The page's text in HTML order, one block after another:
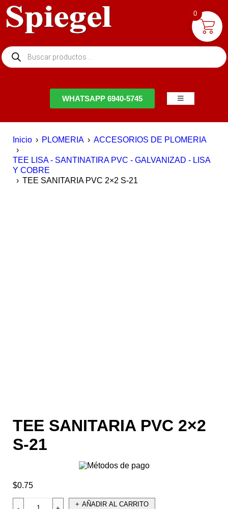
WHATSAPP 6940-5745
Inicio › PLOMERIA › ACCESORIOS DE PLOMERIA
›
TEE LISA - SANTINATIRA PVC - GALVANIZAD - LISA
Y COBRE
› TEE SANITARIA PVC 2×2 S-21
TEE SANITARIA PVC 2×2
S-21
$0.75
AÑADIR AL CARRITO
0